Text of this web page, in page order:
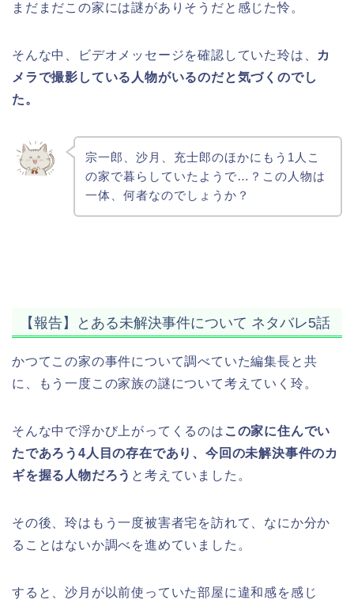
まだまだこの家には謎がありそうだと感じた怜。
そんな中、ビデオメッセージを確認していた玲は、 カ
メラで撮影している人物がいるのだと気づくのでし
た。
宗一郎、沙月、充士郎のほかにもう1人こ
の家で暮らしていたようで…？この人物は
一体、何者なのでしょうか？
【報告】とある未解決事件について ネタバレ5話
かつてこの家の事件について調べていた編集長と共
に、もう一度この家族の謎について考えていく玲。
そんな中で浮かび上がってくるのは この家に住んでい
たであろう4人目の存在であり、今回の未解決事件のカ
ギを握る人物だろう と考えていました。
その後、玲はもう一度被害者宅を訪れて、なにか分か
ることはないか調べを進めていました。
すると、沙月が以前使っていた部屋に違和感を感じ